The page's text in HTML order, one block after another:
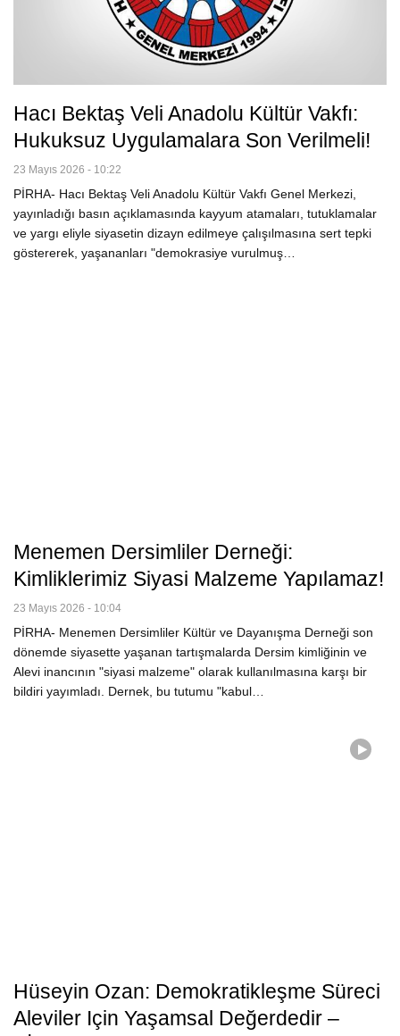
Hacı Bektaş Veli Anadolu Kültür Vakfı:
Hukuksuz Uygulamalara Son Verilmeli!
23 Mayıs 2026 - 10:22
PİRHA- Hacı Bektaş Veli Anadolu Kültür Vakfı Genel Merkezi,
yayınladığı basın açıklamasında kayyum atamaları, tutuklamalar
ve yargı eliyle siyasetin dizayn edilmeye çalışılmasına sert tepki
göstererek, yaşananları "demokrasiye vurulmuş…
Menemen Dersimliler Derneği:
Kimliklerimiz Siyasi Malzeme Yapılamaz!
23 Mayıs 2026 - 10:04
PİRHA- Menemen Dersimliler Kültür ve Dayanışma Derneği son
dönemde siyasette yaşanan tartışmalarda Dersim kimliğinin ve
Alevi inancının "siyasi malzeme" olarak kullanılmasına karşı bir
bildiri yayımladı. Dernek, bu tutumu "kabul…
Hüseyin Ozan: Demokratikleşme Süreci
Aleviler Için Yaşamsal Değerdedir –